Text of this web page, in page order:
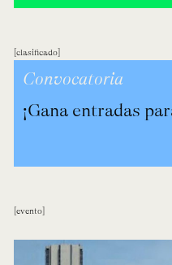
clasificado
¡Gana entradas
Convocatoria
evento